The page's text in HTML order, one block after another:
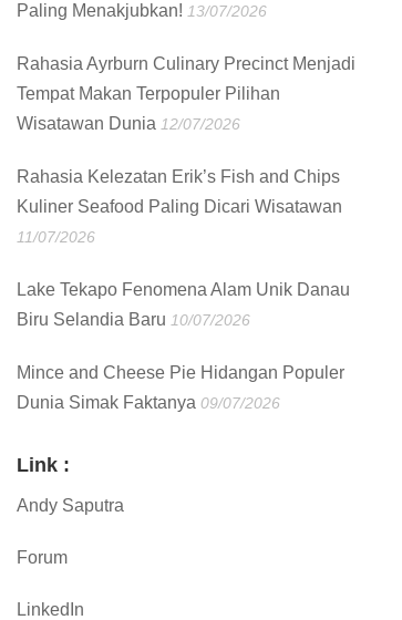
Paling Menakjubkan! 13/07/2026
Rahasia Ayrburn Culinary Precinct Menjadi
Tempat Makan Terpopuler Pilihan
Wisatawan Dunia 12/07/2026
Rahasia Kelezatan Erik’s Fish and Chips
Kuliner Seafood Paling Dicari Wisatawan
11/07/2026
Lake Tekapo Fenomena Alam Unik Danau
Biru Selandia Baru 10/07/2026
Mince and Cheese Pie Hidangan Populer
Dunia Simak Faktanya 09/07/2026
Link :
Andy Saputra
Forum
LinkedIn